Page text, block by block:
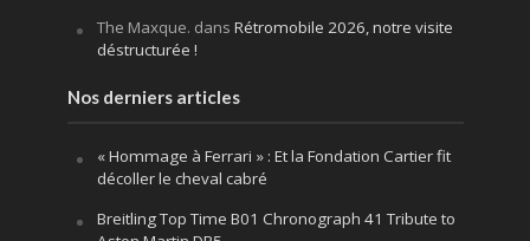
The Maxque. dans Rétromobile 2026, notre visite
déstructurée !
Nos derniers articles
« Hommage à Ferrari » : Et la Fondation Cartier fit
décoller le cheval cabré
Breitling Top Time B01 Chronograph 41 Tribute to